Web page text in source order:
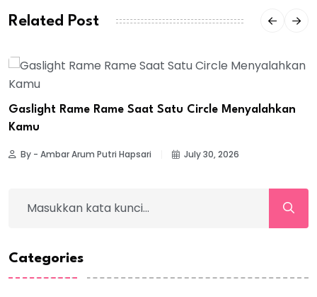
Related Post
Gaslight Rame Rame Saat Satu Circle Menyalahkan
Kamu
By - Ambar Arum Putri Hapsari July 30, 2026
Categories